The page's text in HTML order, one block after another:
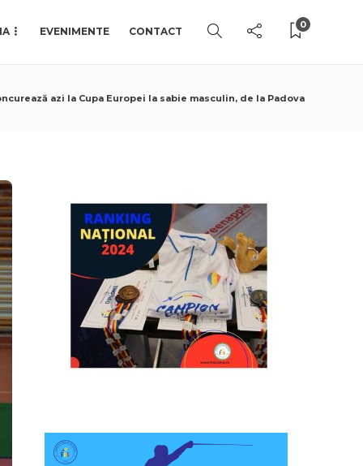
EVENIMENTE CONTACT
0
azi la Cupa Europei la sabie masculin, de la Padova